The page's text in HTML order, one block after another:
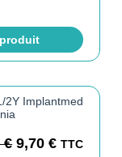
2Y Implantmed
€ 9,70€ TTC